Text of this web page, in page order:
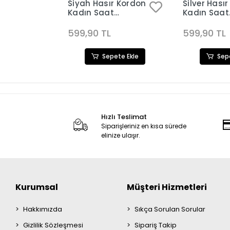
Siyah Hasır Kordon
Kadın Saat
599,90 TL
Sepete Ekle
Silver
Kadın Saat
599,90 TL
Hızlı Teslimat
Siparişleriniz en kısa sürede
elinize ulaşır.
Kurumsal
Hakkımızda
Gizlilik Sözleşmesi
Müşteri Hizmetleri
Sıkça Sorulan Sorular
Sipariş Takip